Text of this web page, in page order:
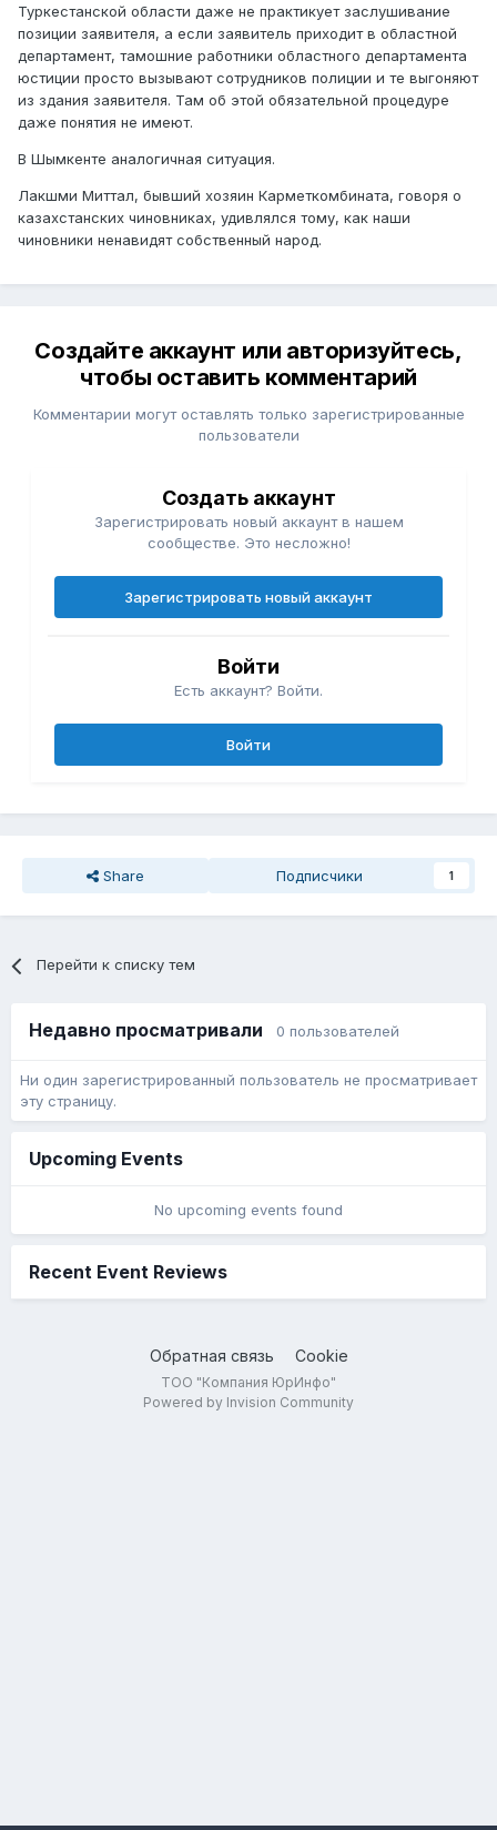
Туркестанской области даже не практикует заслушивание
позиции заявителя, а если заявитель приходит в областной
департамент, тамошние работники областного департамента
юстиции просто вызывают сотрудников полиции и те выгоняют
из здания заявителя. Там об этой обязательной процедуре
даже понятия не имеют.
В Шымкенте аналогичная ситуация.
Лакшми Миттал, бывший хозяин Карметкомбината, говоря о
казахстанских чиновниках, удивлялся тому, как наши
чиновники ненавидят собственный народ.
Создайте аккаунт или авторизуйтесь,
чтобы оставить комментарий
Комментарии могут оставлять только зарегистрированные
пользователи
Создать аккаунт
Зарегистрировать новый аккаунт в нашем
сообществе. Это несложно!
Зарегистрировать новый аккаунт
Войти
Есть аккаунт? Войти.
Войти
Share Подписчики 1
Перейти к списку тем
Недавно просматривали 0 пользователей
Ни один зарегистрированный пользователь не просматривает
эту страницу.
Upcoming Events
No upcoming events found
Recent Event Reviews
Обратная связь Cookie
ТОО "Компания ЮрИнфо"
Powered by Invision Community